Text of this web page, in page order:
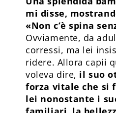
mi disse,
«Non c’è spina
Ovviamente, da
corressi, ma lei
ridere. Allora capii
voleva dire, il suo
forza vitale che si
lei nonostante i